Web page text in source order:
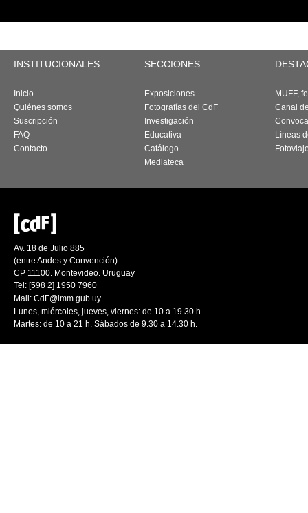
INSTITUCIONALES SECCIONES
Inicio
Quiénes somos
Suscripción
FAQ
Contacto
Exposiciones
Fotografías del CdF
Investigación
Educativa
Catálogo
Mediateca
MUFF,
Canal
Líneas
Av. 18 de Julio 885
(entre Andes y Convención)
CP 11100. Montevideo. Uruguay
Tel: [598 2] 1950 7960
Mail: CdF@imm.gub.uy
Lunes, miércoles, jueves, viernes: de 10 a 19.30 h.
Martes: de 10 a 21 h. Sábados de 9.30 a 14.30 h.